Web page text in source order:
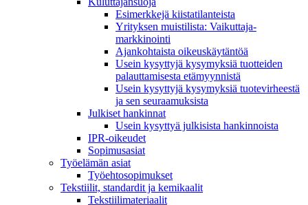
Esimerkkejä kiistatilanteista
Yrityksen muistilista: Vaikuttaja­
markkinointi
Ajankohtaista oikeuskäytäntöä
Usein kysyttyjä kysymyksiä tuotteiden
palauttamisesta etämyynnistä
Usein kysyttyjä kysymyksiä tuotevirheestä
ja sen seuraamuksista
Julkiset hankinnat
Usein kysyttyä julkisista hankinnoista
IPR-oikeudet
Sopimusasiat
Työelämän asiat
Työehto­sopimukset
Tekstiilit, standardit ja kemikaalit
Tekstiilimateriaalit